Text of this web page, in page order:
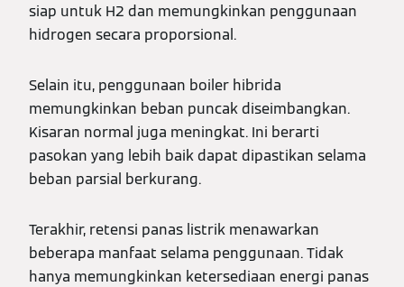
siap untuk H2 dan memungkinkan penggunaan
hidrogen secara proporsional.
Selain itu, penggunaan boiler hibrida
memungkinkan beban puncak diseimbangkan.
Kisaran normal juga meningkat. Ini berarti
pasokan yang lebih baik dapat dipastikan selama
beban parsial berkurang.
Terakhir, retensi panas listrik menawarkan
beberapa manfaat selama penggunaan. Tidak
hanya memungkinkan ketersediaan energi panas